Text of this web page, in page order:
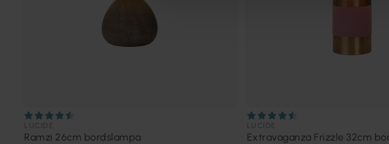
Ramzi 26cm bordslampa Extravaganza Frizzle 32cm